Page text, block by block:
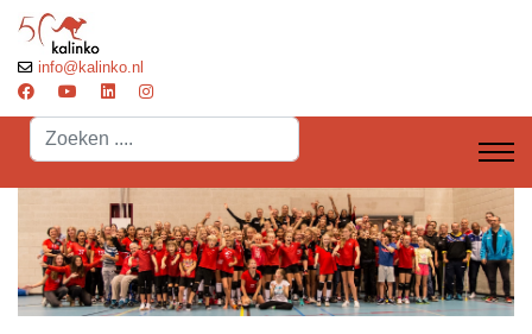
info@kalinko.nl
Search
...